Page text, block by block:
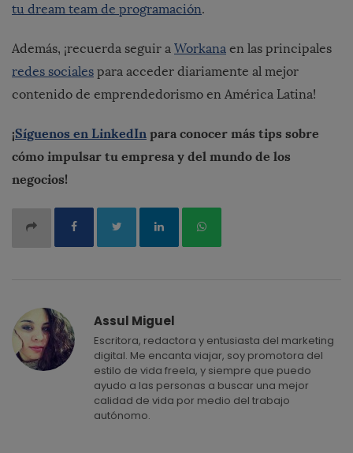
tu dream team de programación.
Además, ¡recuerda seguir a Workana en las principales
redes sociales para acceder diariamente al mejor
contenido de emprendedorismo en América Latina!
¡Síguenos en LinkedIn para conocer más tips sobre
cómo impulsar tu empresa y del mundo de los
negocios!
Assul Miguel
Escritora, redactora y entusiasta del marketing
digital. Me encanta viajar, soy promotora del
estilo de vida freela, y siempre que puedo
ayudo a las personas a buscar una mejor
calidad de vida por medio del trabajo
autónomo.